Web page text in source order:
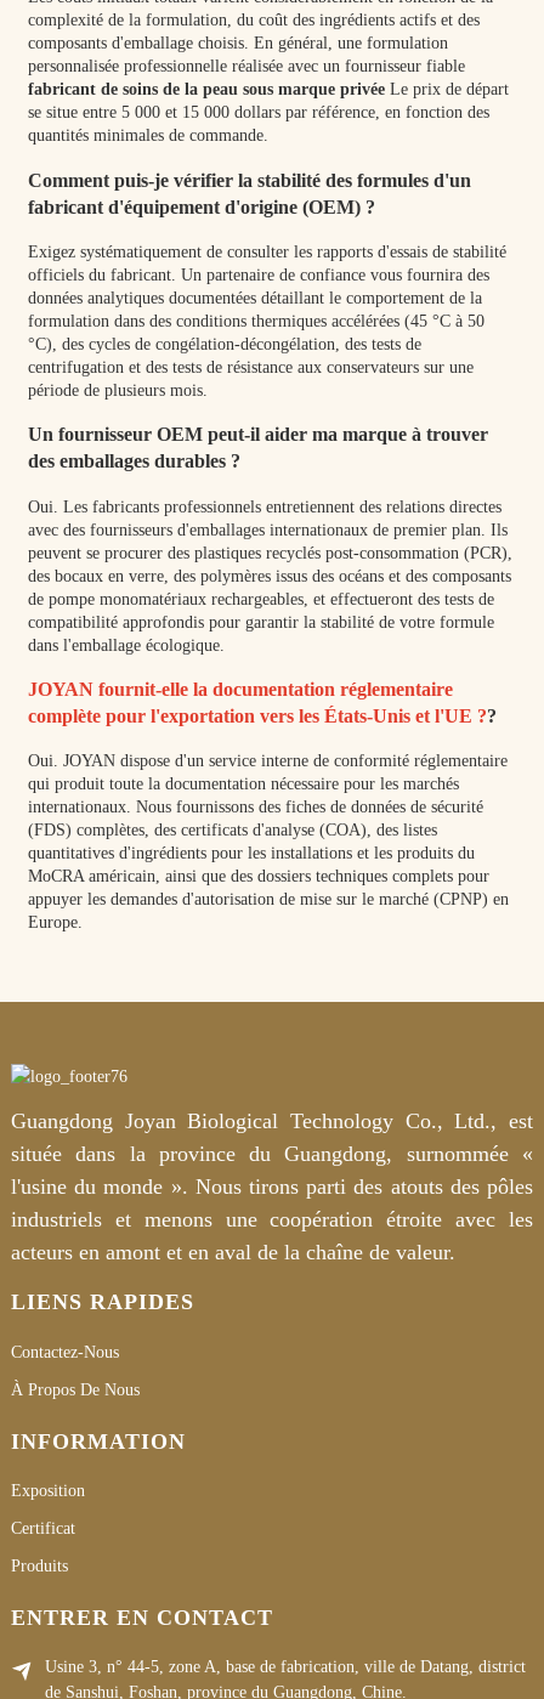
complexité de la formulation, du coût des ingrédients actifs et des
composants d'emballage choisis. En général, une formulation
personnalisée professionnelle réalisée avec un fournisseur fiable
fabricant de soins de la peau sous marque privéeLe prix de départ
se situe entre 5 000 et 15 000 dollars par référence, en fonction des
quantités minimales de commande.
Comment puis-je vérifier la stabilité des formules d'un
fabricant d'équipement d'origine (OEM) ?
Exigez systématiquement de consulter les rapports d'essais de stabilité
officiels du fabricant. Un partenaire de confiance vous fournira des
données analytiques documentées détaillant le comportement de la
formulation dans des conditions thermiques accélérées (45 °C à 50
°C), des cycles de congélation-décongélation, des tests de
centrifugation et des tests de résistance aux conservateurs sur une
période de plusieurs mois.
Un fournisseur OEM peut-il aider ma marque à trouver
des emballages durables ?
Oui. Les fabricants professionnels entretiennent des relations directes
avec des fournisseurs d'emballages internationaux de premier plan. Ils
peuvent se procurer des plastiques recyclés post-consommation (PCR),
des bocaux en verre, des polymères issus des océans et des composants
de pompe monomatériaux rechargeables, et effectueront des tests de
compatibilité approfondis pour garantir la stabilité de votre formule
dans l'emballage écologique.
JOYAN fournit-elle la documentation réglementaire
complète pour l'exportation vers les États-Unis et l'UE ??
Oui. JOYAN dispose d'un service interne de conformité réglementaire
qui produit toute la documentation nécessaire pour les marchés
internationaux. Nous fournissons des fiches de données de sécurité
(FDS) complètes, des certificats d'analyse (COA), des listes
quantitatives d'ingrédients pour les installations et les produits du
MoCRA américain, ainsi que des dossiers techniques complets pour
appuyer les demandes d'autorisation de mise sur le marché (CPNP) en
Europe.
Guangdong Joyan Biological Technology Co., Ltd., est
située dans la province du Guangdong, surnommée «
l'usine du monde ». Nous tirons parti des atouts des pôles
industriels et menons une coopération étroite avec les
acteurs en amont et en aval de la chaîne de valeur.
LIENS RAPIDES
Contactez-Nous
À Propos De Nous
INFORMATION
Exposition
Certificat
Produits
ENTRER EN CONTACT
Usine 3, n° 44-5, zone A, base de fabrication, ville de Datang, district
de Sanshui, Foshan, province du Guangdong, Chine.